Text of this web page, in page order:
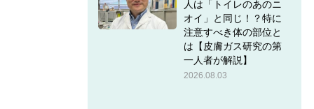
人は「トイレのあのニ
オイ」と同じ！？特に
注意すべき体の部位と
は【皮膚ガス研究の第
一人者が解説】
2026.08.03